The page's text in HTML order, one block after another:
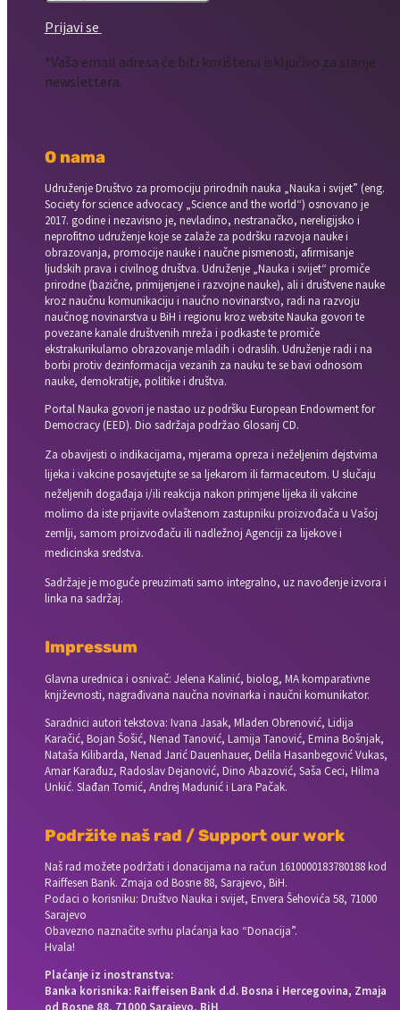
Prijavi se
*Vaša email adresa će biti korištena isključivo za slanje
newslettera.
O nama
Udruženje Društvo za promociju prirodnih nauka „Nauka i svijet” (eng.
Society for science advocacy „Science and the world“) osnovano je
2017. godine i nezavisno je, nevladino, nestranačko, nereligijsko i
neprofitno udruženje koje se zalaže za podršku razvoja nauke i
obrazovanja, promocije nauke i naučne pismenosti, afirmisanje
ljudskih prava i civilnog društva. Udruženje „Nauka i svijet“ promiče
prirodne (bazične, primijenjene i razvojne nauke), ali i društvene nauke
kroz naučnu komunikaciju i naučno novinarstvo, radi na razvoju
naučnog novinarstva u BiH i regionu kroz website Nauka govori te
povezane kanale društvenih mreža i podkaste te promiče
ekstrakurikularno obrazovanje mladih i odraslih. Udruženje radi i na
borbi protiv dezinformacija vezanih za nauku te se bavi odnosom
nauke, demokratije, politike i društva.
Portal Nauka govori je nastao uz podršku European Endowment for
Democracy (EED). Dio sadržaja podržao Glosarij CD.
Za obavijesti o indikacijama, mjerama opreza i neželjenim dejstvima
lijeka i vakcine posavjetujte se sa ljekarom ili farmaceutom. U slučaju
neželjenih događaja i/ili reakcija nakon primjene lijeka ili vakcine
molimo da iste prijavite ovlaštenom zastupniku proizvođača u Vašoj
zemlji, samom proizvođaču ili nadležnoj Agenciji za lijekove i
medicinska sredstva.
Sadržaje je moguće preuzimati samo integralno, uz navođenje izvora i
linka na sadržaj.
Impressum
Glavna urednica i osnivač: Jelena Kalinić, biolog, MA komparativne
književnosti, nagrađivana naučna novinarka i naučni komunikator.
Saradnici autori tekstova: Ivana Jasak, Mladen Obrenović, Lidija
Karačić, Bojan Šošić, Nenad Tanović, Lamija Tanović, Emina Bošnjak,
Nataša Kilibarda, Nenad Jarić Dauenhauer, Delila Hasanbegović Vukas,
Amar Karađuz, Radoslav Dejanović, Dino Abazović, Saša Ceci, Hilma
Unkić. Slađan Tomić, Andrej Madunić i Lara Pačak.
Podržite naš rad / Support our work
Naš rad možete podržati i donacijama na račun 1610000183780188 kod
Raiffesen Bank. Zmaja od Bosne 88, Sarajevo, BiH.
Podaci o korisniku: Društvo Nauka i svijet, Envera Šehovića 58, 71000
Sarajevo
Obavezno naznačite svrhu plaćanja kao “Donacija”.
Hvala!
Plaćanje iz inostranstva:
Banka korisnika: Raiffeisen Bank d.d. Bosna i Hercegovina, Zmaja
od Bosne 88, 71000 Sarajevo, BiH